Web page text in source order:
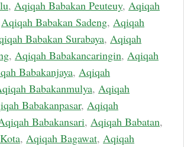
, Aqiqah Babakan Peuteuy, Aqiqah
Aqiqah Babakan Sadeng, Aqiqah
Babakan Surabaya, Aqiqah
, Aqiqah Babakancaringin, Aqiqah
Babakanjaya, Aqiqah
Babakanmulya, Aqiqah
Babakanpasar, Aqiqah
Babakansari, Aqiqah Babatan,
, Aqiqah Bagawat, Aqiqah